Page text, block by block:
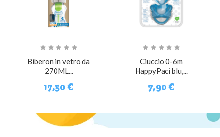
Biberon in vetro da
270ML...
17,50 €
Ciuccio 0-6m
HappyPaci blu,...
7,90 €